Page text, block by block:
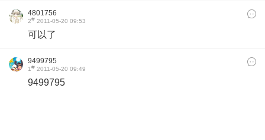
4801756
2# 2011-05-20 09:53
可以了
9499795
1# 2011-05-20 09:49
9499795